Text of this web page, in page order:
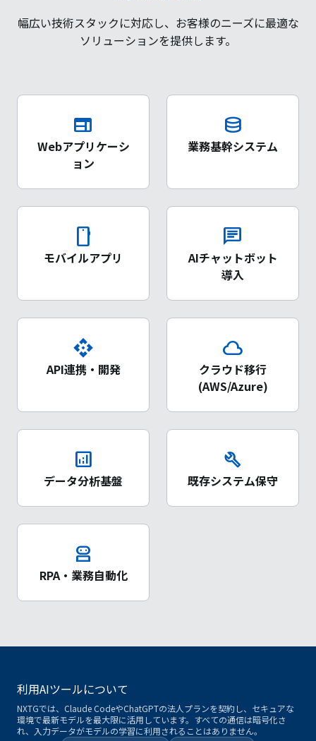
幅広い技術スタックに対応し、お客様のニーズに最適な
ソリューションを提供します。
web
Webアプリケーシ
ョン
database
業務基幹システム
smartphone
モバイルアプリ
chat
AIチャットボット
導入
api
API連携・開発
cloud
クラウド移行
(AWS/Azure)
analytics
データ分析基盤
build
既存システム保守
robot_2
RPA・業務自動化
利用AIツールについて
NXTGでは、Claude CodeやChatGPTの法人プランを契約し、セキュアな
環境で最新モデルを最大限に活用しています。すべての通信は暗号化さ
れ、入力データがモデルの学習に利用されることはありません。